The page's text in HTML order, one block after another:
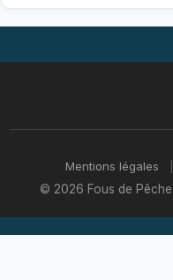
Mentions légales
© 2026 Fous de Pêche